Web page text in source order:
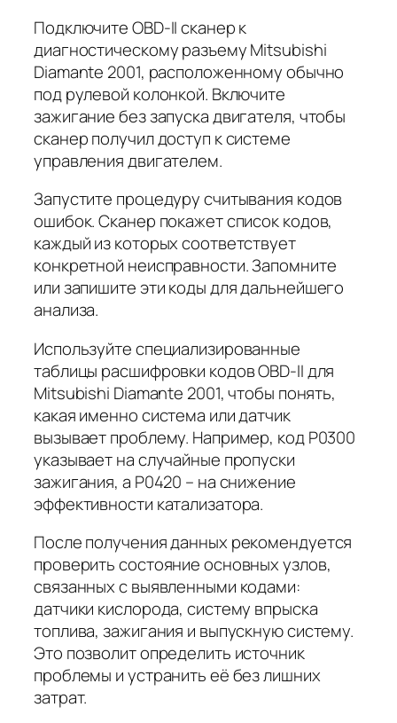
Подключите OBD-II сканер к
диагностическому разъему Mitsubishi
Diamante 2001, расположенному обычно
под рулевой колонкой. Включите
зажигание без запуска двигателя, чтобы
сканер получил доступ к системе
управления двигателем.
Запустите процедуру считывания кодов
ошибок. Сканер покажет список кодов,
каждый из которых соответствует
конкретной неисправности. Запомните
или запишите эти коды для дальнейшего
анализа.
Используйте специализированные
таблицы расшифровки кодов OBD-II для
Mitsubishi Diamante 2001, чтобы понять,
какая именно система или датчик
вызывает проблему. Например, код P0300
указывает на случайные пропуски
зажигания, а P0420 – на снижение
эффективности катализатора.
После получения данных рекомендуется
проверить состояние основных узлов,
связанных с выявленными кодами:
датчики кислорода, систему впрыска
топлива, зажигания и выпускную систему.
Это позволит определить источник
проблемы и устранить её без лишних
затрат.